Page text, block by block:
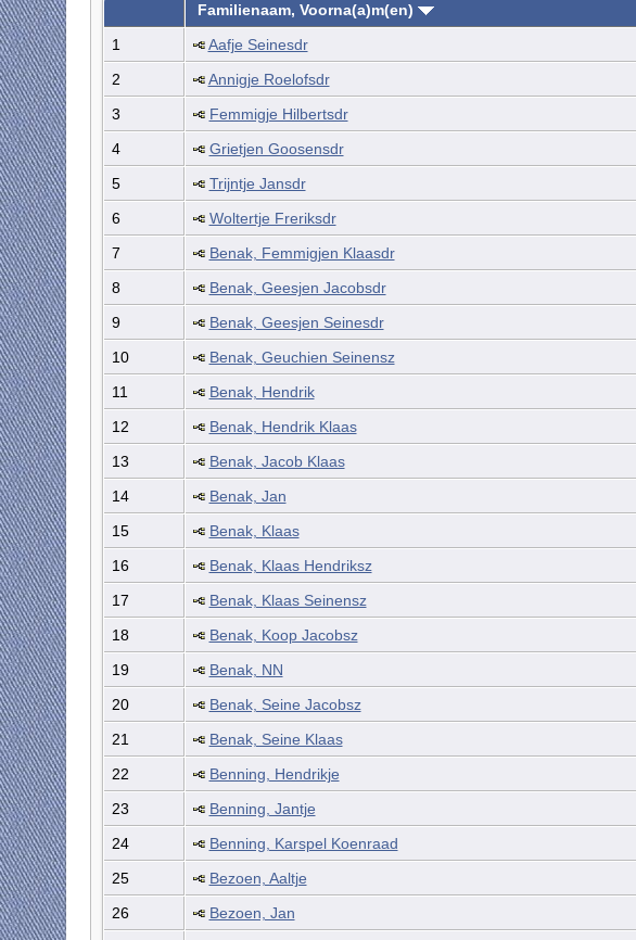
Familienaam, Voorna(a)m(en)
1
Aafje Seinesdr
2
Annigje Roelofsdr
3
Femmigje Hilbertsdr
4
Grietjen Goosensdr
5
Trijntje Jansdr
6
Woltertje Freriksdr
7
Benak, Femmigjen Klaasdr
8
Benak, Geesjen Jacobsdr
9
Benak, Geesjen Seinesdr
10
Benak, Geuchien Seinensz
11
Benak, Hendrik
12
Benak, Hendrik Klaas
13
Benak, Jacob Klaas
14
Benak, Jan
15
Benak, Klaas
16
Benak, Klaas Hendriksz
17
Benak, Klaas Seinensz
18
Benak, Koop Jacobsz
19
Benak, NN
20
Benak, Seine Jacobsz
21
Benak, Seine Klaas
22
Benning, Hendrikje
23
Benning, Jantje
24
Benning, Karspel Koenraad
25
Bezoen, Aaltje
26
Bezoen, Jan